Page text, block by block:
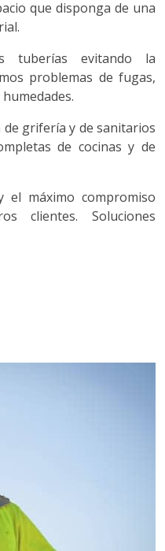
que disponga de una
tuberías evitando la
problemas de fugas,
de grifería y de sanitarios
de cocinas y de
el máximo compromiso
clientes. Soluciones